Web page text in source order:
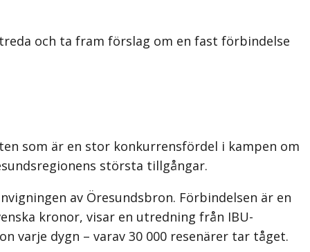
och ta fram förslag om en fast förbindelse
som är en stor konkurrensfördel i kampen om
största tillgångar.
av Öresundsbron. Förbindelsen är en
kronor, visar en utredning från IBU-
varje dygn – varav 30 000 resenärer tar tåget.